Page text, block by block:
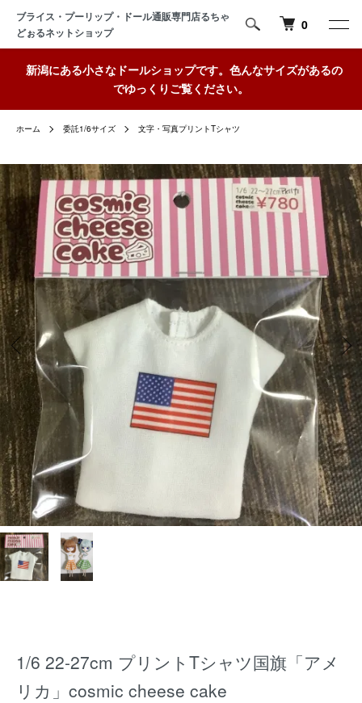
ブライス・プーリップ・ドール通販専門店るちゃ
どぉるネットショップ
0
新潟にある小さなドールショップです。色んなサイズがあるの
でゆっくりご覧ください。
ホーム 委託1/6サイズ 文字・写真プリントTシャツ
1/6 22-27cm プリントTシャツ国旗「アメ
リカ」cosmic cheese cake